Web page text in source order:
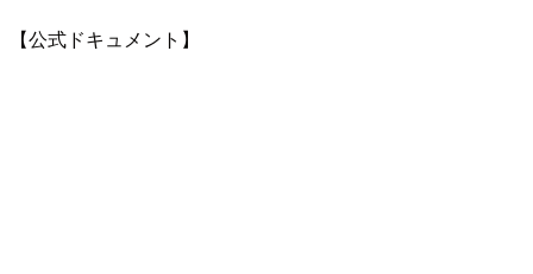
【公式ドキュメント】